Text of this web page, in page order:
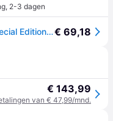
, 2-3 dagen
Smartwatch - Huawei - Watch Fit Special Edition Starry - 1,64 inch AMOLED-scherm - Zwart€ 69,18
€ 143,99
van € 47,99/mnd.